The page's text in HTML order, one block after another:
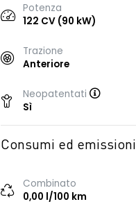
Potenza
122 CV (90 kW)
Trazione
Anteriore
Neopatentati
Sì
Consumi ed emissioni
Combinato
0,00 l/100 km